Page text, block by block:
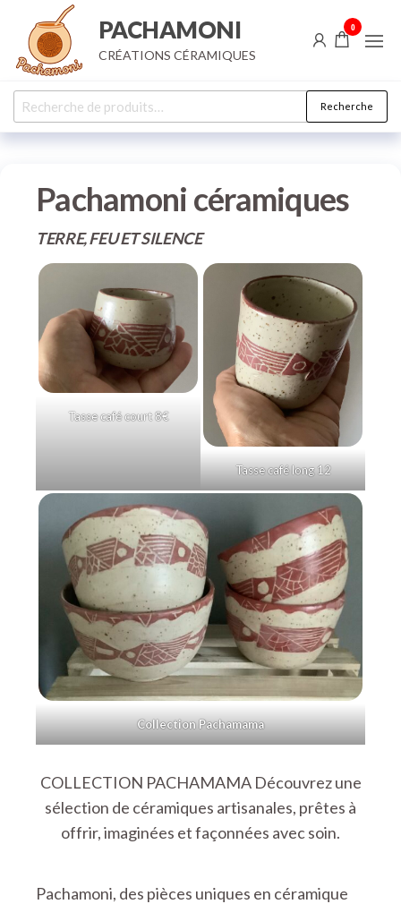
contenu
PACHAMONI
CRÉATIONS CÉRAMIQUES
0
Recherche
pour :
Recherche
Pachamoni céramiques
TERRE, FEU ET SILENCE
Tasse café court 8€
Tasse café long 12
Collection Pachamama
COLLECTION PACHAMAMA Découvrez une
sélection de céramiques artisanales, prêtes à
offrir, imaginées et façonnées avec soin.
Pachamoni, des pièces uniques en céramique